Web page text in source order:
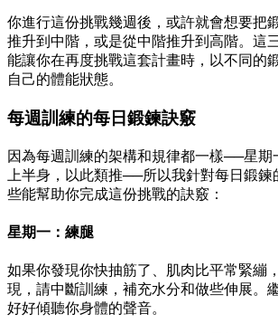
你進行這份挑戰幾週後，或許就會想要把
推升到中階，或是從中階推升到高階。這
能讓你在再度挑戰這套計畫時，以不同的
自己的體能狀態。
每週訓練的每日鍛鍊訣竅
因為每週訓練的架構和規律都一樣──星期
上半身，以此類推──所以我針對每日鍛
些能幫助你完成這份挑戰的訣竅：
星期一：練腿
如果你發現你快抽筋了、肌肉比平常緊繃
現，請中斷訓練，補充水分和做些伸展。
好好傾聽你身體的聲音。